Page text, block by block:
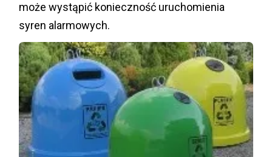
może wystąpić konieczność uruchomienia
syren alarmowych.